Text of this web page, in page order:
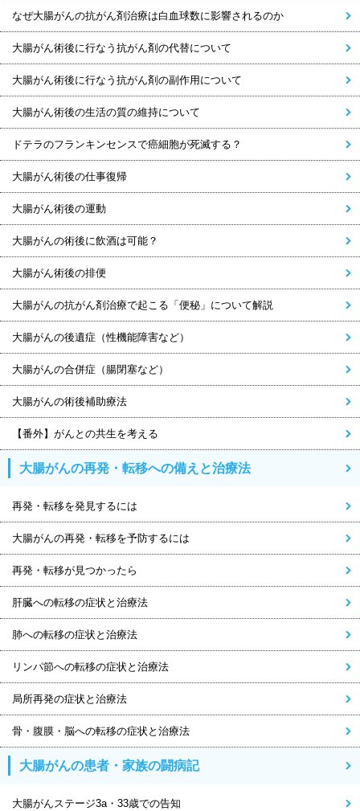
なぜ大腸がんの抗がん剤治療は白血球数に影響されるのか
大腸がん術後に行なう抗がん剤の代替について
大腸がん術後に行なう抗がん剤の副作用について
大腸がん術後の生活の質の維持について
ドテラのフランキンセンスで癌細胞が死滅する？
大腸がん術後の仕事復帰
大腸がん術後の運動
大腸がんの術後に飲酒は可能？
大腸がん術後の排便
大腸がんの抗がん剤治療で起こる「便秘」について解説
大腸がんの後遺症（性機能障害など）
大腸がんの合併症（腸閉塞など）
大腸がんの術後補助療法
【番外】がんとの共生を考える
大腸がんの再発・転移への備えと治療法
再発・転移を発見するには
大腸がんの再発・転移を予防するには
再発・転移が見つかったら
肝臓への転移の症状と治療法
肺への転移の症状と治療法
リンパ節への転移の症状と治療法
局所再発の症状と治療法
骨・腹膜・脳への転移の症状と治療法
大腸がんの患者・家族の闘病記
大腸がんステージ3a・33歳での告知